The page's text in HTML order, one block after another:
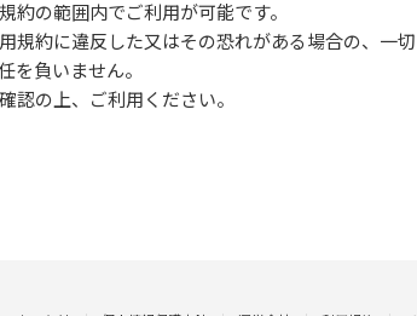
の範囲内でご利用が可能です。
規約に違反した又はその恐れがある場合の、一切
を負いません。
認の上、ご利用ください。